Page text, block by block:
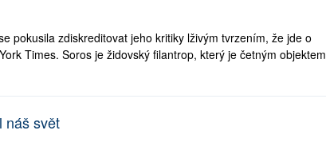
pokusila zdiskreditovat jeho kritiky lživým tvrzením, že jde o
Times. Soros je židovský filantrop, který je četným objektem
náš svět